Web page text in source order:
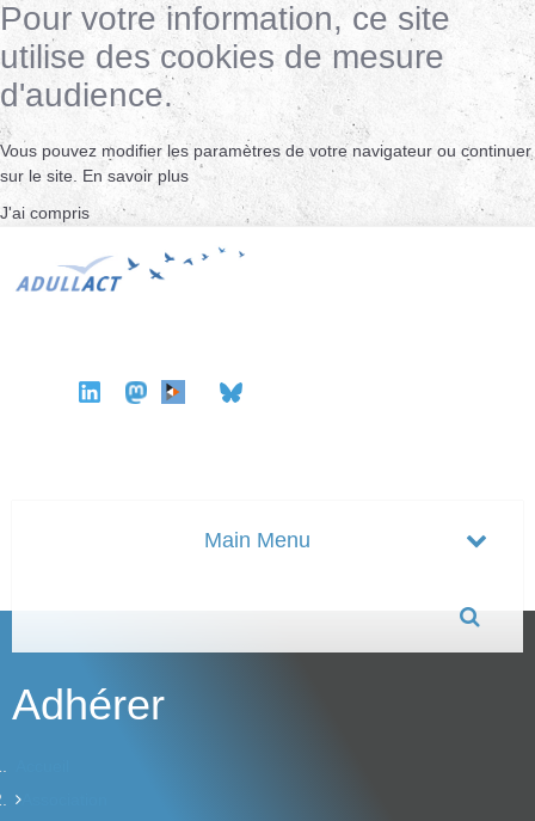
Pour votre information, ce site
utilise des cookies de mesure
d'audience.
Vous pouvez modifier les paramètres de votre navigateur ou continuer
sur le site. En savoir plus
J'ai compris
Adhérer